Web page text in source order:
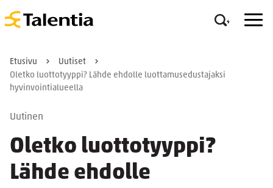
Etusivu
Uutiset
Oletko luottotyyppi? Lähde ehdolle luottamusedustajaksi
hyvinvointialueella
Uutinen
Oletko luottotyyppi?
Lähde ehdolle